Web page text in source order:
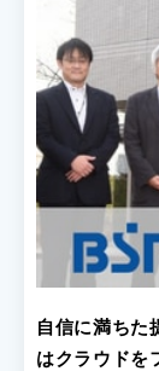
自信に満ちた
はクラウドを